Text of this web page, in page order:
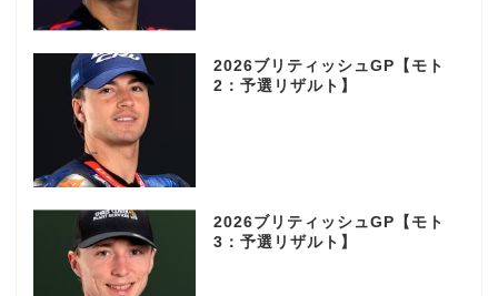
2026ブリティッシュGP【モト
2：予選リザルト】
2026ブリティッシュGP【モト
3：予選リザルト】